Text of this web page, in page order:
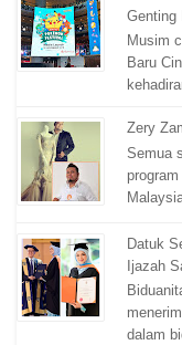
Genting
Musim
Baru
Zery
Semua
Datuk
Ijazah
dalam